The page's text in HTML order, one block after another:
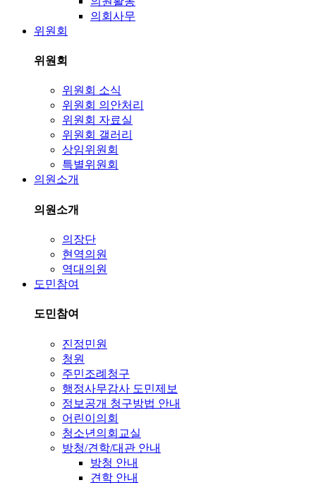
의회사무
위원회
위원회
위원회 소식
위원회 의안처리
위원회 자료실
위원회 갤러리
상임위원회
특별위원회
의원소개
의원소개
의장단
현역의원
역대의원
도민참여
도민참여
진정민원
청원
주민조례청구
행정사무감사 도민제보
정보공개 청구방법 안내
어린이의회
청소년의회교실
방청/견학/대관 안내
방청 안내
견학 안내